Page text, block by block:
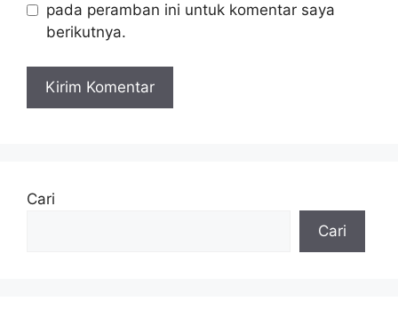
pada peramban ini untuk komentar saya
berikutnya.
e
Cari
Cari